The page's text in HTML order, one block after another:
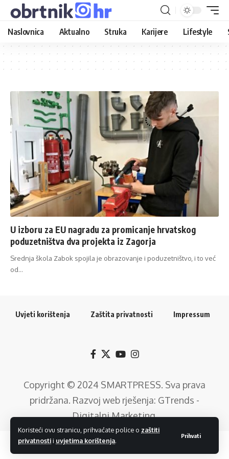
Koristeći ovu stranicu, prihvaćate police o zaštiti
privatnostii uvjetima korištenja.
Prihvati
Naslovnica Aktualno Struka Karijere Lifestyle
U izboru za EU nagradu za promicanje hrvatskog
poduzetništva dva projekta iz Zagorja
Srednja škola Zabok spojila je obrazovanje i poduzetništvo, i to već
od…
Uvjeti korištenja Zaštita privatnosti Impressum
Copyright © 2024 SMARTPRESS. Sva prava
pridržana. Razvoj web rješenja: GTrends -
Digitalni Marketing.